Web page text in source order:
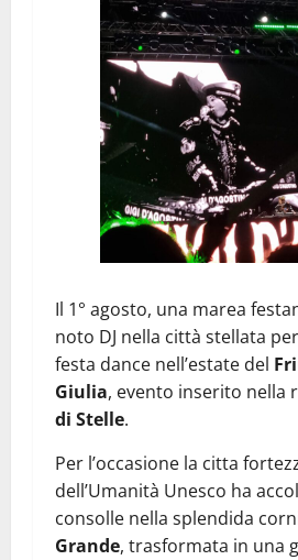
Il 1° agosto, una marea
noto DJ nella città stellata
festa dance nell’estate del
Giulia, evento inserito nella
di Stelle.
Per l’occasione la citta
dell’Umanità Unesco ha
consolle nella splendida
Grande, trasformata in una